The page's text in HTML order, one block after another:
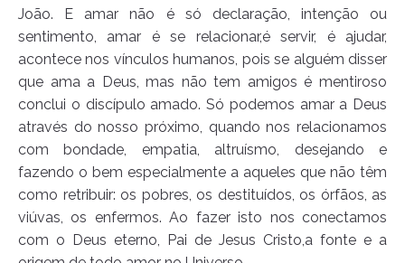
João. E amar não é só declaração, intenção ou
sentimento, amar é se relacionar,é servir, é ajudar,
acontece nos vínculos humanos, pois se alguém disser
que ama a Deus, mas não tem amigos é mentiroso
conclui o discípulo amado. Só podemos amar a Deus
através do nosso próximo, quando nos relacionamos
com bondade, empatia, altruísmo, desejando e
fazendo o bem especialmente a aqueles que não têm
como retribuir: os pobres, os destituídos, os órfãos, as
viúvas, os enfermos. Ao fazer isto nos conectamos
com o Deus eterno, Pai de Jesus Cristo,a fonte e a